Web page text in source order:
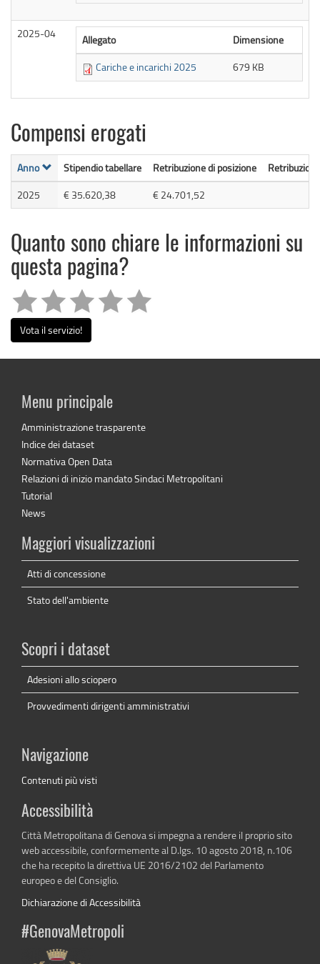
2025-04 Allegato
Dimensione
Cariche e incarichi 2025
679 KB
Compensi erogati
Anno Stipendio tabellare Retribuzione di posizione
2025
€ 35.620,38 € 24.701,52
Quanto sono chiare le informazioni su
questa pagina?
Vota il servizio!
Menu principale
Amministrazione trasparente
Indice dei dataset
Normativa Open Data
Relazioni di inizio mandato Sindaci Metropolitani
Tutorial
News
Maggiori visualizzazioni
Atti di concessione
Stato dell'ambiente
Scopri i dataset
Adesioni allo sciopero
Provvedimenti dirigenti amministrativi
Navigazione
Contenuti più visti
Accessibilità
Città Metropolitana di Genova si impegna a rendere il proprio sito
web accessibile, conformemente al D.lgs. 10 agosto 2018, n.106
che ha recepito la direttiva UE 2016/2102 del Parlamento
europeo e del Consiglio.
Dichiarazione di Accessibilità
#GenovaMetropoli